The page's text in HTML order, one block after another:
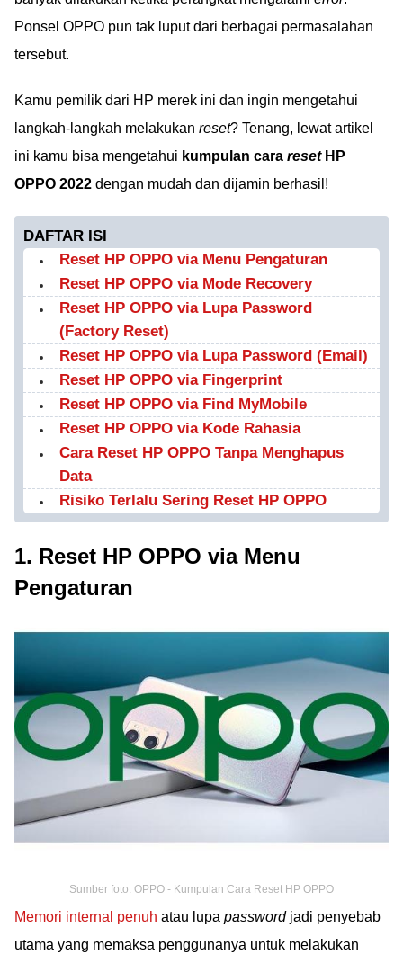
Ponsel OPPO pun tak luput dari berbagai permasalahan
tersebut.
Kamu pemilik dari HP merek ini dan ingin mengetahui
langkah-langkah melakukan reset? Tenang, lewat artikel
ini kamu bisa mengetahui kumpulan cara resetHP
OPPO 2022 dengan mudah dan dijamin berhasil!
DAFTAR ISI
Reset HP OPPO via Menu Pengaturan
Reset HP OPPO via Mode Recovery
Reset HP OPPO via Lupa Password
(Factory Reset)
Reset HP OPPO via Lupa Password (Email)
Reset HP OPPO via Fingerprint
Reset HP OPPO via Find MyMobile
Reset HP OPPO via Kode Rahasia
Cara Reset HP OPPO Tanpa Menghapus
Data
Risiko Terlalu Sering Reset HP OPPO
1. Reset HP OPPO via Menu
Pengaturan
Sumber foto: OPPO - Kumpulan Cara Reset HP OPPO
Memori internal penuh atau lupa passwordjadi penyebab
utama yang memaksa penggunanya untuk melakukan